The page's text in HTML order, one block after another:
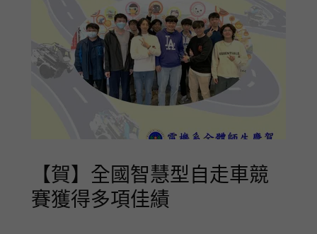
【賀】全國智慧型自走車競
賽獲得多項佳績